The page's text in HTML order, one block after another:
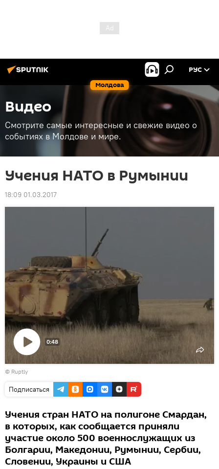
Молдова
РУС
Видео
Смотрите самые интересные и свежие видео о
событиях в Молдове и мире.
Учения НАТО в Румынии
18:09 01.03.2017
Воспроизвести
видео
0:48
© Ruptly
Подписаться
Учения стран НАТО на полигоне Смардан,
в которых, как сообщается приняли
участие около 500 военнослужащих из
Болгарии, Македонии, Румынии, Сербии,
Словении, Украины и США